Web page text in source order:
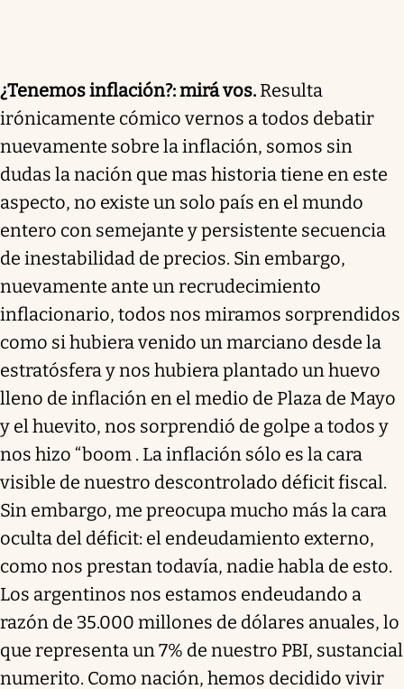
¿Tenemos inflación?: mirá vos. Resulta
irónicamente cómico vernos a todos debatir
nuevamente sobre la inflación, somos sin
dudas la nación que mas historia tiene en este
aspecto, no existe un solo país en el mundo
entero con semejante y persistente secuencia
de inestabilidad de precios. Sin embargo,
nuevamente ante un recrudecimiento
inflacionario, todos nos miramos sorprendidos
como si hubiera venido un marciano desde la
estratósfera y nos hubiera plantado un huevo
lleno de inflación en el medio de Plaza de Mayo
y el huevito, nos sorprendió de golpe a todos y
nos hizo “boom . La inflación sólo es la cara
visible de nuestro descontrolado déficit fiscal.
Sin embargo, me preocupa mucho más la cara
oculta del déficit: el endeudamiento externo,
como nos prestan todavía, nadie habla de esto.
Los argentinos nos estamos endeudando a
razón de 35.000 millones de dólares anuales, lo
que representa un 7% de nuestro PBI, sustancial
numerito. Como nación, hemos decidido vivir